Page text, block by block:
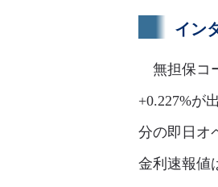
イン
無担保コ
+0.227%が
分の即日オ
金利速報値